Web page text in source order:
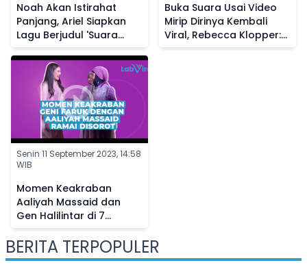
Noah Akan Istirahat
Panjang, Ariel Siapkan
Lagu Berjudul 'Suara
Dalam Kepala' Buat
Penggemar
Buka Suara Usai Video
Mirip Dirinya Kembali
Viral, Rebecca Klopper:
Allah Tidak Tidur
Senin 11 September 2023, 14:58
WIB
Momen Keakraban
Aaliyah Massaid dan
Gen Halilintar di 7
Bulanan Aurel
Hermansyah, Netizen
Bandingkan Sikapnya ke
BERITA TERPOPULER